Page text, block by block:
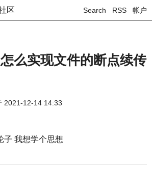
区 Search RSS 帐户
么实现文件的断点续传
2021-12-14 14:33
子 我想学个思想